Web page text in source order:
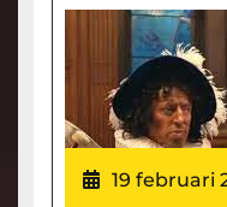
19 februari